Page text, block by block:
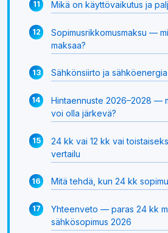
Mikä on käyttövaikutus ja
Sopimusrikkomusmaksu —
maksaa?
Sähkönsiirto ja
Hintaennuste 2026–2028 —
voi olla järkevä?
24 kk vai 12 kk vai
vertailu
Mitä tehdä, kun 24 kk
Yhteenveto — paras 24 kk
sähkösopimus 2026